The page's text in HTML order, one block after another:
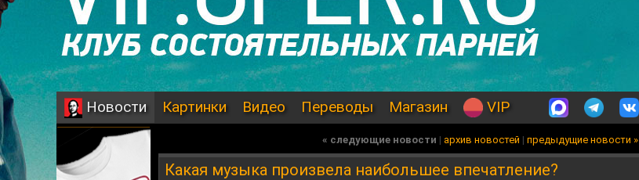
Новости Картинки Видео Переводы Магазин VIP
« следующие новости | архив новостей | предыдущие новости »
Какая музыка произвела наибольшее впечатление?